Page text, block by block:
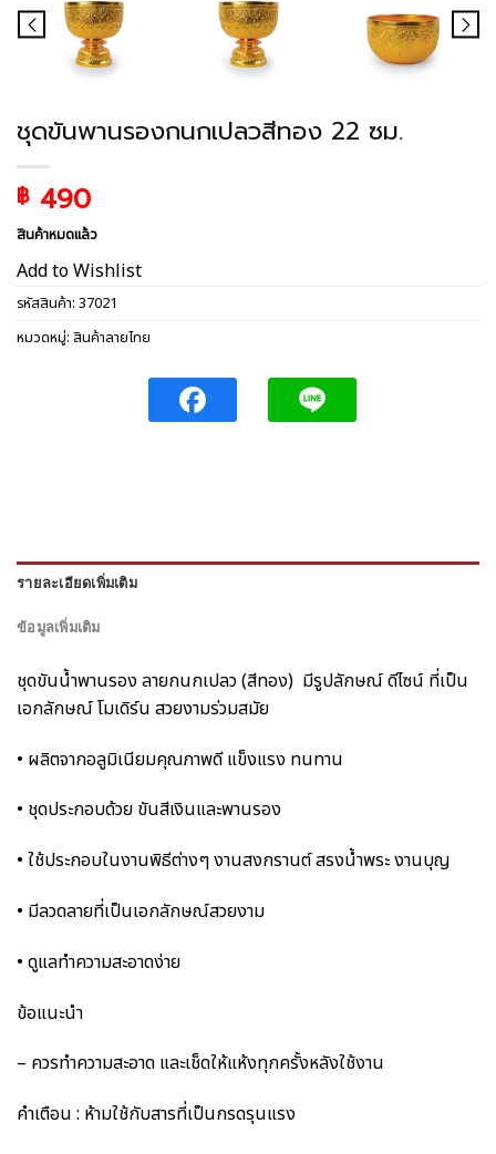
ชุดขันพานรองกนกเปลวสีทอง 22 ซม.
฿ 490
สินค้าหมดแล้ว
Add to Wishlist
รหัสสินค้า: 37021
หมวดหมู่: สินค้าลายไทย
รายละเอียดเพิ่มเติม
ข้อมูลเพิ่มเติม
ชุดขันน้ำพานรอง ลายกนกเปลว (สีทอง) มีรูปลักษณ์ ดีไซน์ ที่เป็น
เอกลักษณ์ โมเดิร์น สวยงามร่วมสมัย
• ผลิตจากอลูมิเนียมคุณภาพดี แข็งแรง ทนทาน
• ชุดประกอบด้วย ขันสีเงินและพานรอง
• ใช้ประกอบในงานพิธีต่างๆ งานสงกรานต์ สรงน้ำพระ งานบุญ
• มีลวดลายที่เป็นเอกลักษณ์สวยงาม
• ดูแลทำความสะอาดง่าย
ข้อแนะนำ
– ควรทำความสะอาด และเช็ดให้แห้งทุกครั้งหลังใช้งาน
คำเตือน : ห้ามใช้กับสารที่เป็นกรดรุนแรง